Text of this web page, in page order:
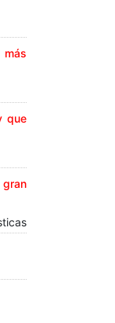
que
gran